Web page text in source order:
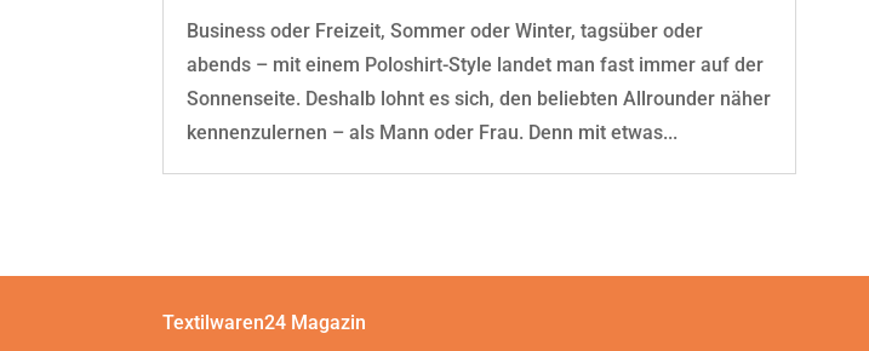
Business oder Freizeit, Sommer oder Winter, tagsüber oder
abends – mit einem Poloshirt-Style landet man fast immer auf der
Sonnenseite. Deshalb lohnt es sich, den beliebten Allrounder näher
kennenzulernen – als Mann oder Frau. Denn mit etwas...
Textilwaren24 Magazin